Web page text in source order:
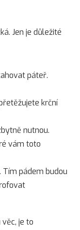
Jen je důležité
páteř.
krční
nutnou.
vám toto
Tím pádem budou
je to